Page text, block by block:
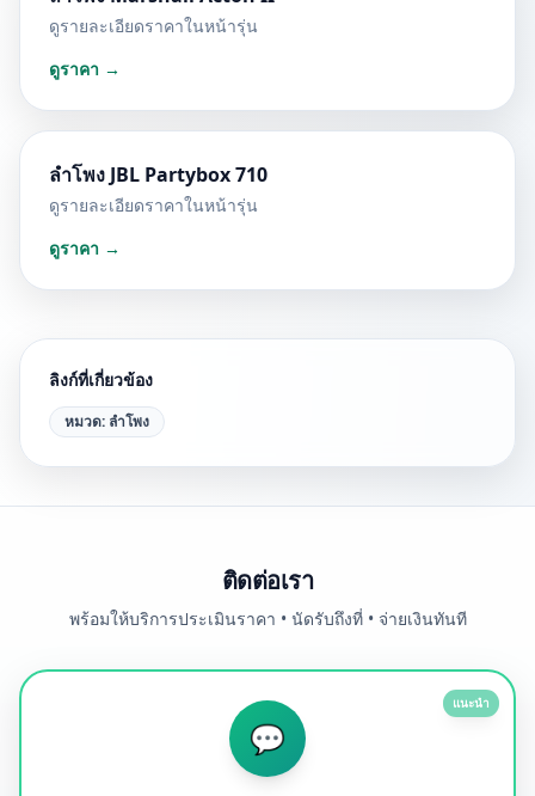
ดูรายละเอียดราคาในหน้ารุ่น
ดูราคา →
ลำโพง JBL Partybox 710
ดูรายละเอียดราคาในหน้ารุ่น
ดูราคา →
ลิงก์ที่เกี่ยวข้อง
หมวด: ลำโพง
ติดต่อเรา
พร้อมให้บริการประเมินราคา • นัดรับถึงที่ • จ่ายเงินทันที
แนะนำ
💬